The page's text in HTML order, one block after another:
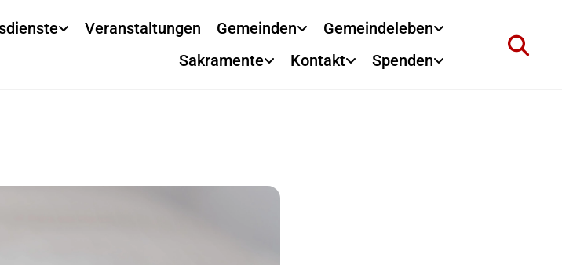
Veranstaltungen Gemeinden
Gemeindeleben
Sakramente
Kontakt Spenden